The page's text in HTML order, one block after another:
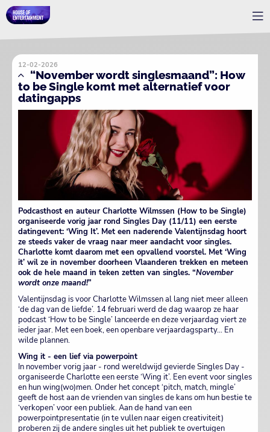
12-02-2026
“November wordt singlesmaand”: How
to be Single komt met alternatief voor
datingapps
Podcasthost en auteur Charlotte Wilmssen (How to be Single)
organiseerde vorig jaar rond Singles Day (11/11) een eerste
datingevent: ‘Wing It’. Met een naderende Valentijnsdag hoort
ze steeds vaker de vraag naar meer aandacht voor singles.
Charlotte komt daarom met een opvallend voorstel. Met ‘Wing
it’ wil ze in november doorheen Vlaanderen trekken en meteen
ook de hele maand in teken zetten van singles. “November
wordt onze maand!”
Valentijnsdag is voor Charlotte Wilmssen al lang niet meer alleen
‘de dag van de liefde’. 14 februari werd de dag waarop ze haar
podcast ‘How to be Single’ lanceerde en deze verjaardag viert ze
ieder jaar. Met een boek, een openbare verjaardagsparty… En
wilde plannen.
Wing it - een lief via powerpoint
In november vorig jaar - rond wereldwijd gevierde Singles Day -
organiseerde Charlotte een eerste ‘Wing it’. Een event voor singles
en hun wing(wo)men. Onder het concept ‘pitch, match, mingle’
geeft de host aan de vrienden van singles de kans om hun bestie te
‘verkopen’ voor een publiek. Aan de hand van een
powerpointpresentatie (in te vullen naar eigen creativiteit)
proberen zij de andere singles uit het publiek te overtuigen